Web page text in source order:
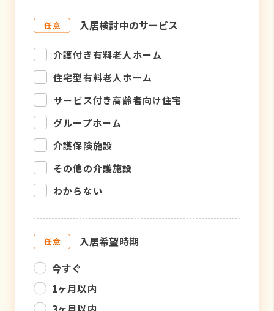
入居検討中のサービス
介護付き有料老人ホーム
住宅型有料老人ホーム
サービス付き高齢者向け住宅
グループホーム
介護保険施設
その他の介護施設
わからない
入居希望時期
今すぐ
1ヶ月以内